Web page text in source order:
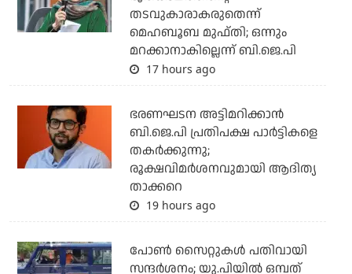
തടവുകാരാകരുതെന്ന്
മെഹബൂബ മുഫ്തി; ഒന്നും
മറക്കാനാകില്ലെന്ന് ബി.ജെ.പി
17 hours ago
ഭരണഘടന അട്ടിമറിക്കാന്‍
ബി.ജെ.പി പ്രതിപക്ഷ പാര്‍ട്ടികളെ
തകര്‍ക്കുന്നു;
രൂക്ഷവിമര്‍ശനവുമായി ആദിത്യ
താക്കറെ
19 hours ago
പോണ്‍ സൈറ്റുകള്‍ പതിവായി
സന്ദര്‍ശനം; യു.പിയില്‍ ഒമ്പത്